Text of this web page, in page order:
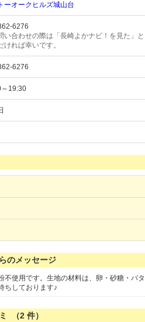
ーオークヒルズ城山台
6276
い合わせの際は「長崎よかナビ！を見た」と
ければ幸いです。
6276
19:30
のメッセージ
不使用です。生地の材料は、卵・砂糖・バ
ちしております♪
（2 件）